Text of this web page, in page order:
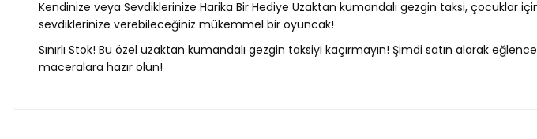
Kendinize veya Sevdiklerinize Harika Bir Hediye Uzaktan kumandalı gezgin taksi, çocuklar
sevdiklerinize verebileceğiniz mükemmel bir oyuncak!
Sınırlı Stok! Bu özel uzaktan kumandalı gezgin taksiyi kaçırmayın! Şimdi satın alarak
maceralara hazır olun!